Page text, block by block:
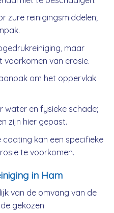
zure reinigingsmiddelen;
maar
van erosie.
om het oppervlak
en fysieke schade;
zijn hier gepast.
kan een specifieke
te voorkomen.
in Ham
van de omvang van de
gekozen